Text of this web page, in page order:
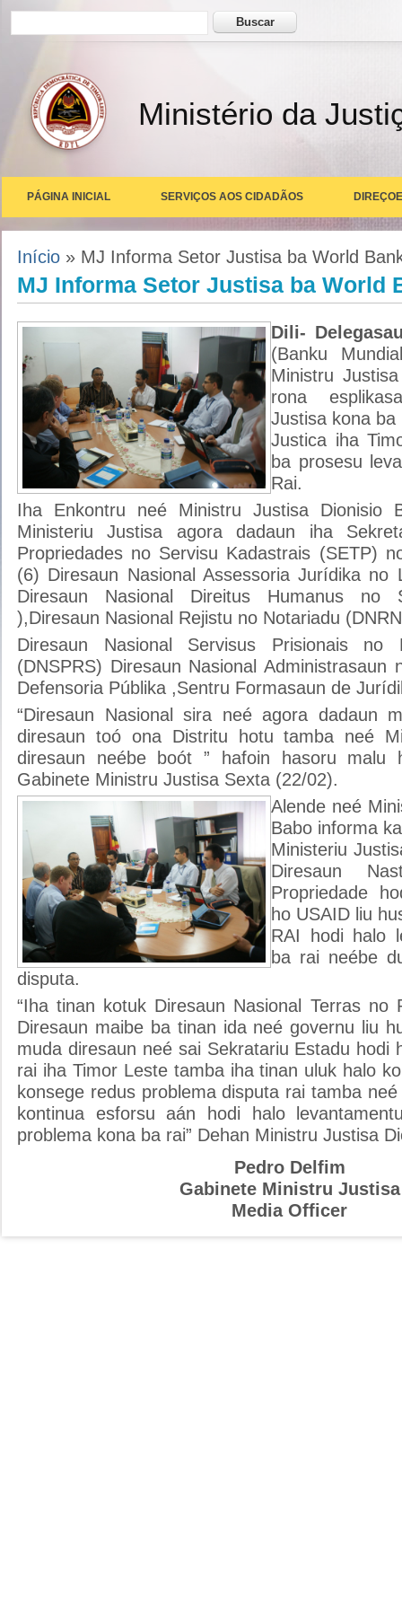
Formulário de busca Buscar
Ministério da
PÁGINA INICIAL SERVIÇOS AOS CIDADÃOS
Você está aqui
Início » MJ Informa Setor Justisa ba World
MJ Informa Setor Justisa ba World
Dili-
(Banku
Ministru
rona
Justisa kona
Justica iha
ba prosesu
Rai.
Iha Enkontru neé Ministru Justisa Dionisio
Ministeriu Justisa agora dadaun iha
Propriedades no Servisu Kadastrais (SETP)
(6) Diresaun Nasional Assessoria Jurídika no
Diresaun Nasional Direitus Humanus no
),Diresaun Nasional Rejistu no Notariadu
Diresaun Nasional Servisus Prisionais no
(DNSPRS) Diresaun Nasional Administrasaun
Defensoria Públika ,Sentru Formasaun de
“Diresaun Nasional sira neé agora dadaun
diresaun toó ona Distritu hotu tamba neé
diresaun neébe boót ” hafoin hasoru malu
Gabinete Ministru Justisa Sexta (22/02).
Alende neé
Babo informa
Ministeriu
Diresaun
Propriedade
ho USAID liu
RAI hodi halo
ba rai neébe
disputa.
“Iha tinan kotuk Diresaun Nasional Terras no
Diresaun maibe ba tinan ida neé governu liu
muda diresaun neé sai Sekratariu Estadu hodi
rai iha Timor Leste tamba iha tinan uluk halo
konsege redus problema disputa rai tamba
kontinua esforsu aán hodi halo
problema kona ba rai” Dehan Ministru Justisa
Pedro Delfim
Gabinete Ministru Justisa
Media Officer